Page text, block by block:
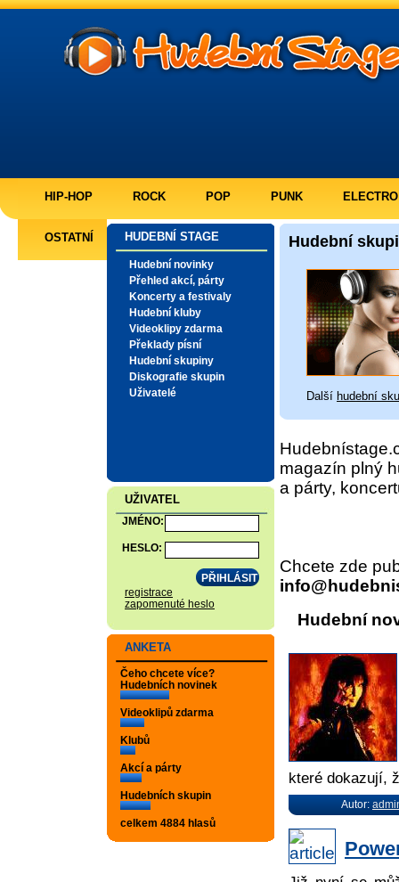
HIP-HOP ROCK POP PUNK ELECTRO
OSTATNÍ HUDEBNÍ STAGE
Hudební novinky
Přehled akcí, párty
Koncerty a festivaly
Hudební kluby
Videoklipy zdarma
Překlady písní
Hudební skupiny
Diskografie skupin
Uživatelé
UŽIVATEL
JMÉNO:
HESLO:
registrace
zapomenuté heslo
ANKETA
Čeho chcete více?
Hudebních novinek
Videoklipů zdarma
Klubů
Akcí a párty
Hudebních skupin
celkem 4884 hlasů
Hudební
Další hudební
magazín plný
a párty,
Chcete zde
Hudební
které dokazují,
Autor: